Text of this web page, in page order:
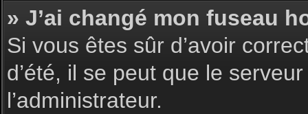
» J’ai changé mon fuseau
Si vous êtes sûr d’avoir
d’été, il se peut que le
l’administrateur.